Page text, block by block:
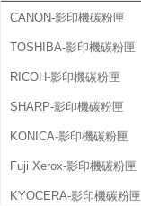
CANON-影印機碳粉匣
TOSHIBA-影印機碳粉匣
RICOH-影印機碳粉匣
SHARP-影印機碳粉匣
KONICA-影印機碳粉匣
Fuji Xerox-影印機碳粉匣
KYOCERA-影印機碳粉匣